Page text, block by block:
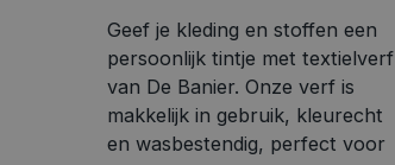
Geef je kleding en stoffen een
persoonlijk tintje met textielverf
van De Banier. Onze verf is
makkelijk in gebruik, kleurecht
en wasbestendig, perfect voor